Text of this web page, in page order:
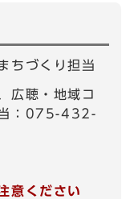
ちづくり担当
広聴・地域コ
当：075-432-
意ください